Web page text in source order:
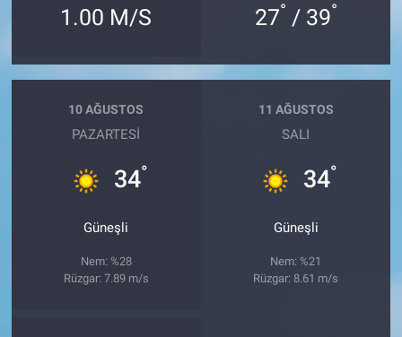
1.00 M/S 27° / 39°
10 AĞUSTOS
PAZARTESI
34°
Güneşli
Nem: %28
Rüzgar: 7.89 m/s
11 AĞUSTOS
SALI
34°
Güneşli
Nem: %21
Rüzgar: 8.61 m/s